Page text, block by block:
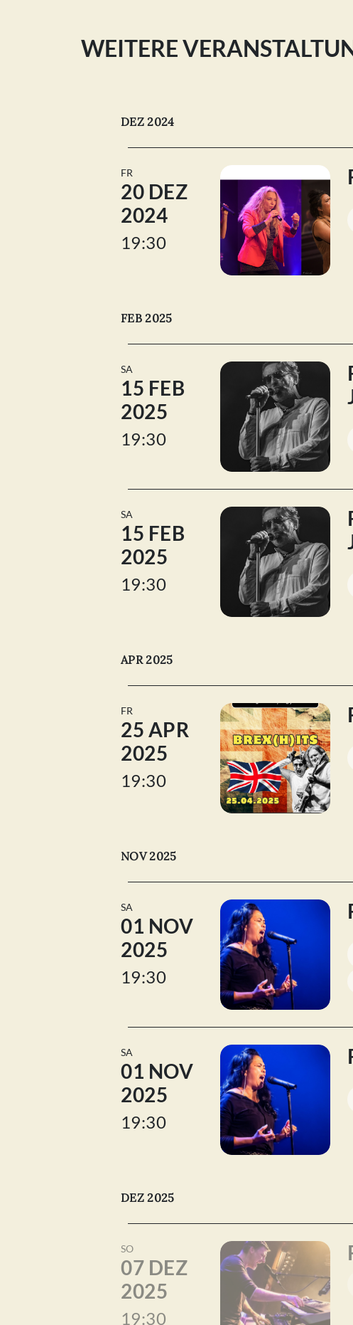
WEITERE
DEZ 2024
FR
20 DEZ
2024
19:30
FEB 2025
SA
15 FEB
2025
19:30
SA
15 FEB
2025
19:30
APR 2025
FR
25 APR
2025
19:30
NOV 2025
SA
01 NOV
2025
19:30
SA
01 NOV
2025
19:30
DEZ 2025
SO
07 DEZ
2025
19:30